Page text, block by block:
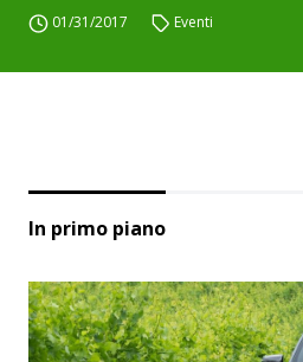
01/31/2017 Eventi
In primo piano